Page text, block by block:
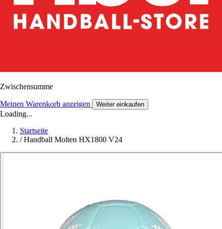
Zwischensumme
Meinen Warenkorb anzeigen Weiter einkaufen
Loading...
Startseite
/ Handball Molten HX1800 V24